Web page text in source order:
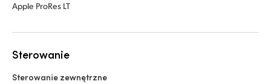
Apple ProRes LT
Sterowanie
Sterowanie zewnętrzne